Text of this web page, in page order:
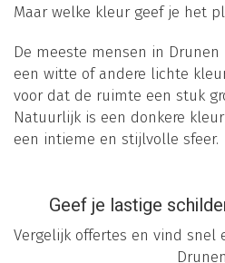
Maar welke kleur geef je het
De meeste mensen in
een witte of andere lichte
voor dat de ruimte een stuk
Natuurlijk is een donkere
een intieme en stijlvolle sfeer.
Geef je lastige
Vergelijk offertes en vind snel